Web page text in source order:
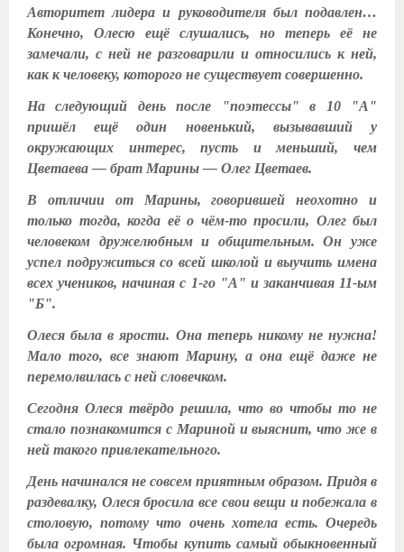
Авторитет лидера и руководителя был подавлен…
Конечно, Олесю ещё слушались, но теперь её не
замечали, с ней не разговарили и относились к ней,
как к человеку, которого не существует совершенно.
На следующий день после "поэтессы" в 10 "А"
пришёл ещё один новенький, вызывавший у
окружающих интерес, пусть и меньший, чем
Цветаева — брат Марины — Олег Цветаев.
В отличии от Марины, говорившей неохотно и
только тогда, когда её о чём-то просили, Олег был
человеком дружелюбным и общительным. Он уже
успел подружиться со всей школой и выучить имена
всех учеников, начиная с 1-го "А" и заканчивая 11-ым
"Б".
Олеся была в ярости. Она теперь никому не нужна!
Мало того, все знают Марину, а она ещё даже не
перемолвилась с ней словечком.
Сегодня Олеся твёрдо решила, что во чтобы то не
стало познакомится с Мариной и выяснит, что же в
ней такого привлекательного.
День начинался не совсем приятным образом. Придя в
раздевалку, Олеся бросила все свои вещи и побежала в
столовую, потому что очень хотела есть. Очередь
была огромная. Чтобы купить самый обыкновенный